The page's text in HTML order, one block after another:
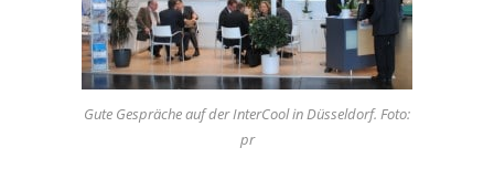
Gute Gespräche auf der InterCool in Düsseldorf. Foto:
pr